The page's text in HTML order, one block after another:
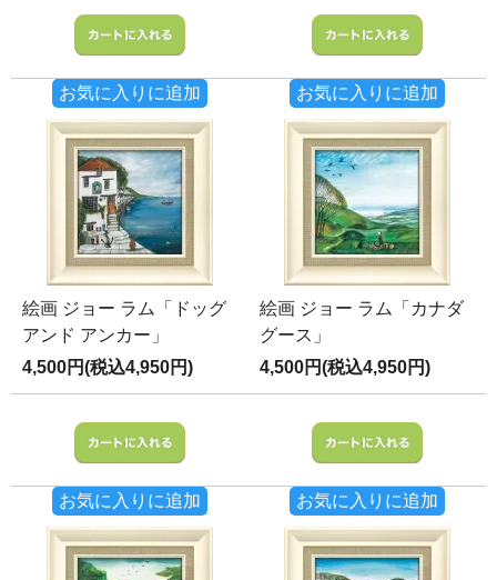
お気に入りに追加 お気に入りに追加
絵画 ジョー ラム「ドッグ
アンド アンカー」
4,500円(税込4,950円)
お気に入りに追加
絵画 ジョー ラム「カナダ
グース」
4,500円(税込4,950円)
お気に入りに追加